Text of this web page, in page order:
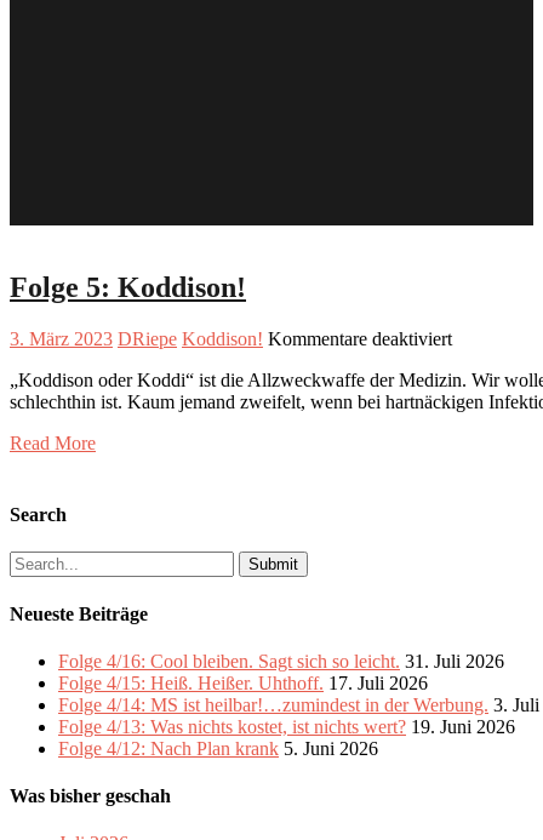
Folge 5: Koddison!
3. März 2023 DRiepe Koddison! Kommentare deaktiviertfür
5:
Koddison!
„Koddison oder Koddi“ ist die Allzweckwaffe der Medizin. Wir
schlechthin ist. Kaum jemand zweifelt, wenn bei hartnäckigen
Read More
Search
Search
for:
Neueste Beiträge
Folge 4/16: Cool bleiben. Sagt sich so leicht. 31. Juli 2026
Folge 4/15: Heiß. Heißer. Uhthoff. 17. Juli 2026
Folge 4/14: MS ist heilbar!…zumindest in der Werbung. 3.
Folge 4/13: Was nichts kostet, ist nichts wert? 19. Juni 2026
Folge 4/12: Nach Plan krank 5. Juni 2026
Was bisher geschah